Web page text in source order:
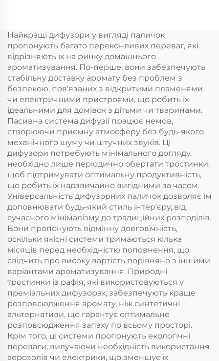
олійних дифузорів
Безводні атомізатори
ароматичних масел
Найкращі дифузори у вигляді паличок
пропонують багато переконливих переваг, які
відрізняють їх на ринку домашнього
ароматизування. По-перше, вони забезпечують
стабільну доставку аромату без проблем з
безпекою, пов'язаних з відкритими пламенями
чи електричними пристроями, що робить їх
ідеальними для домівок з дітьми чи тваринами.
Пасивна система дифузії працює немов,
створюючи приємну атмосферу без будь-якого
механічного шуму чи штучних звуків. Ці
дифузори потребують мінімального догляду,
необхідно лише періодично обертати тростинки,
щоб підтримувати оптимальну продуктивність,
що робить їх надзвичайно вигідними за часом.
Універсальність дифузорних паличок дозволяє їм
доповнювати будь-який стиль інтер'єру, від
сучасного мінімалізму до традиційних розподілів.
Вони пропонують відмінну довговічність,
оскільки якісні системи тримаються кілька
місяців перед необхідністю поповнення, що
свідчить про високу вартість порівняно з іншими
варіантами ароматизування. Природні
тростинки із рафія, які використовуються у
преміальних дифузорах, забезпечують краще
розповсюдження аромату, ніж синтетичні
альтернативи, що гарантує оптимальне
розповсюдження запаху по всьому просторі.
Крім того, ці системи пропонують екологічні
переваги, вилучаючи необхідність використання
аерозолів чи електрики, що зменшує їх